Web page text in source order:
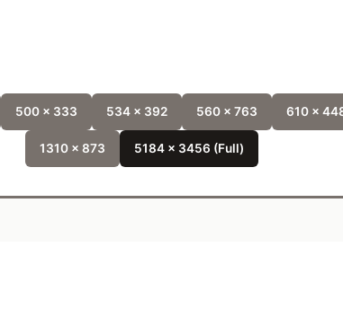
500 x 333 534 x 392 560 x 763 610 x
1310 x 873 5184 x 3456 (Full)